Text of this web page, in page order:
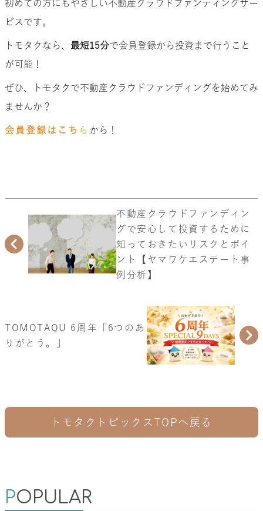
初めての方にもやさしい不動産クラウドファンディングサー
ビスです。
トモタクなら、 最短15分で会員登録から投資まで行うこと
が可能！
ぜひ、トモタクで不動産クラウドファンディングを始めてみ
ませんか？
会員登録はこち ら から！
不動産クラウドファンディン
グで安心して投資するために
知っておきたいリスクとポイ
ント【ヤマワケエステート事
例分析】
TOMOTAQU 6周年「6つのあ
りがとう。」
トモタクトピックスTOPへ戻る
POPULAR